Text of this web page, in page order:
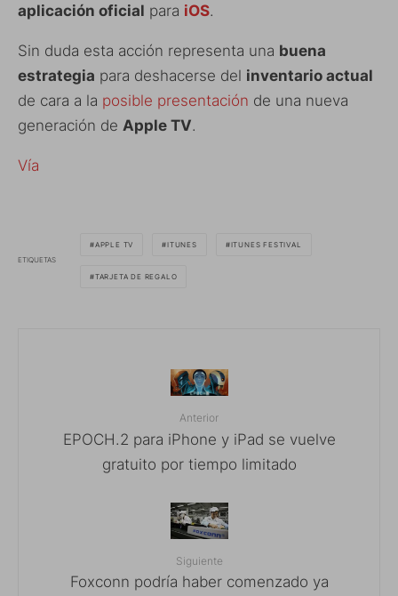
aplicación oficial para iOS.
Sin duda esta acción representa una buena
estrategia para deshacerse del inventario actual
de cara a la posible presentación de una nueva
generación de Apple TV.
Vía
ETIQUETAS
APPLE TV ITUNES ITUNES FESTIVAL
TARJETA DE REGALO
Anterior
EPOCH.2 para iPhone y iPad se vuelve
gratuito por tiempo limitado
Siguiente
Foxconn podría haber comenzado ya